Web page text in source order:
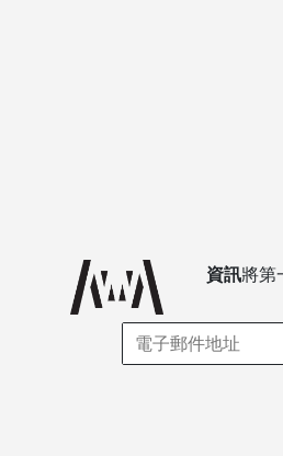
資訊將第